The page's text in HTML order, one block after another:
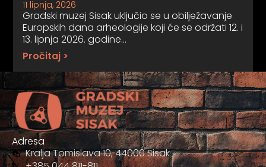
11 lipnja, 2026
Gradski muzej Sisak uključio se u obilježavanje
Europskih dana arheologije koji će se održati 12. i
13. lipnja 2026. godine…
Pročitaj >
Adresa
Kralja Tomislava 10, 44000 Sisak